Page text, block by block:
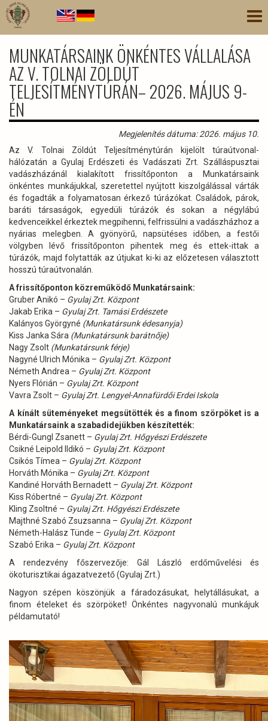
Ugrás
tartalomra
MUNKATÁRSAINK ÖNKÉNTES VÁLLALÁSA
AZ V. TOLNAI ZÖLDÚT
TELJESÍTMÉNYTÚRÁN– 2026. MÁJUS 9-
ÉN
Megjelenítés dátuma: 2026. május 10.
Az V. Tolnai Zöldút Teljesítménytúrán kijelölt túraútvonal-
hálózatán a Gyulaj Erdészeti és Vadászati Zrt. Szálláspusztai
vadászházánál kialakított frissítőponton a Munkatársaink
önkéntes munkájukkal, szeretettel nyújtott kiszolgálással várták
és fogadták a folyamatosan érkező túrázókat. Családok, párok,
baráti társaságok, egyedüli túrázók és sokan a négylábú
kedvenceikkel érkeztek megpihenni, felfrissülni a vadászházhoz a
nyárias melegben. A gyönyörű, napsütéses időben, a festői
völgyben lévő frissítőponton pihentek meg és ettek-ittak a
túrázók, majd folytatták az útjukat ki-ki az előzetesen választott
hosszú túraútvonalán.
A frissítőponton közreműködő Munkatársaink:
Gruber Anikó – Gyulaj Zrt. Központ
Jakab Erika – Gyulaj Zrt. Tamási Erdészete
Kalányos Györgyné (Munkatársunk édesanyja)
Kiss Janka Sára (Munkatársunk barátnője)
Nagy Zsolt (Munkatársunk férje)
Nagyné Ulrich Mónika – Gyulaj Zrt. Központ
Németh Andrea – Gyulaj Zrt. Központ
Nyers Flórián – Gyulaj Zrt. Központ
Vavra Zsolt – Gyulaj Zrt. Lengyel-Annafürdői Erdei Iskola
A kínált süteményeket megsütötték és a finom szörpöket is a
Munkatársaink a szabadidejükben készítették:
Bérdi-Gungl Zsanett – Gyulaj Zrt. Hőgyészi Erdészete
Csikné Leipold Ildikó – Gyulaj Zrt. Központ
Csikós Tímea – Gyulaj Zrt. Központ
Horváth Mónika – Gyulaj Zrt. Központ
Kandiné Horváth Bernadett – Gyulaj Zrt. Központ
Kiss Róbertné – Gyulaj Zrt. Központ
Kling Zsoltné – Gyulaj Zrt. Hőgyészi Erdészete
Majthné Szabó Zsuzsanna – Gyulaj Zrt. Központ
Németh-Halász Tünde – Gyulaj Zrt. Központ
Szabó Erika – Gyulaj Zrt. Központ
A rendezvény főszervezője: Gál László erdőművelési és
ökoturisztikai ágazatvezető (Gyulaj Zrt.)
Nagyon szépen köszönjük a fáradozásukat, helytállásukat, a
finom ételeket és szörpöket! Önkéntes nagyvonalú munkájuk
példamutató!